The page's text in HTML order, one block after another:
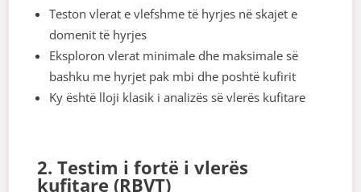
Teston vlerat e vlefshme të hyrjes në skajet e
domenit të hyrjes
Eksploron vlerat minimale dhe maksimale së
bashku me hyrjet pak mbi dhe poshtë kufirit
Ky është lloji klasik i analizës së vlerës kufitare
2. Testim i fortë i vlerës
kufitare (RBVT)